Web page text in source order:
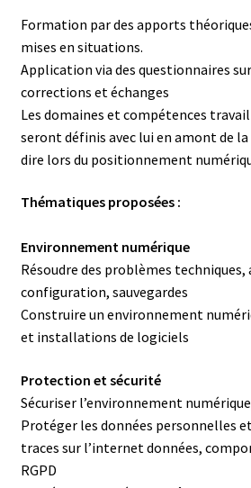
Formation par des apports
mises en situations.
Application via des questionnaires
corrections et échanges
Les domaines et compétences
seront définis avec lui en amont de
dire lors du positionnement
Thématiques proposées :
Environnement numérique
Résoudre des problèmes
configuration, sauvegardes
Construire un environnement
et installations de logiciels
Protection et sécurité
Sécuriser l’environnement
Protéger les données personnelles
traces sur l’internet données,
RGPD